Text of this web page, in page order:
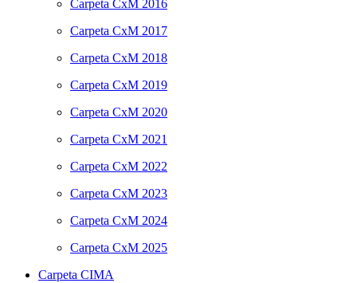
Carpeta CxM 2016
Carpeta CxM 2017
Carpeta CxM 2018
Carpeta CxM 2019
Carpeta CxM 2020
Carpeta CxM 2021
Carpeta CxM 2022
Carpeta CxM 2023
Carpeta CxM 2024
Carpeta CxM 2025
Carpeta CIMA